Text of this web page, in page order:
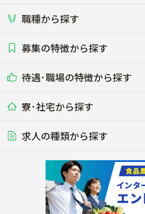
東海
短期アルバイト
その他（独立・副業など）
畜産（酪農･肉牛･養豚･養
酪農
する牧場
養豚
る養豚場
レースで活躍する馬の手入れや子馬
畑・圃場で野菜・穀物を生産
稲作
ビニールハウスで観賞用植物の栽
農業資材･肥料
農場設備・肥料・飼料の生産・流
農業用の機械・機材の開発・販
その他業種
木材の植林・伐採・加工、または
職種から探す
農場･牧場･現場職
研究･開発
その他職種
募集の特徴から探す
未経験歓迎
学歴不問
50代採用実績あり
内定まで最短1週間
待遇･職場の特徴から探す
社会保険完備
食事補助あり
経験者優遇
寮･社宅から探す
単身寮あり
寮･社宅相談可
求人の種類から探す
転職おまかせ求人